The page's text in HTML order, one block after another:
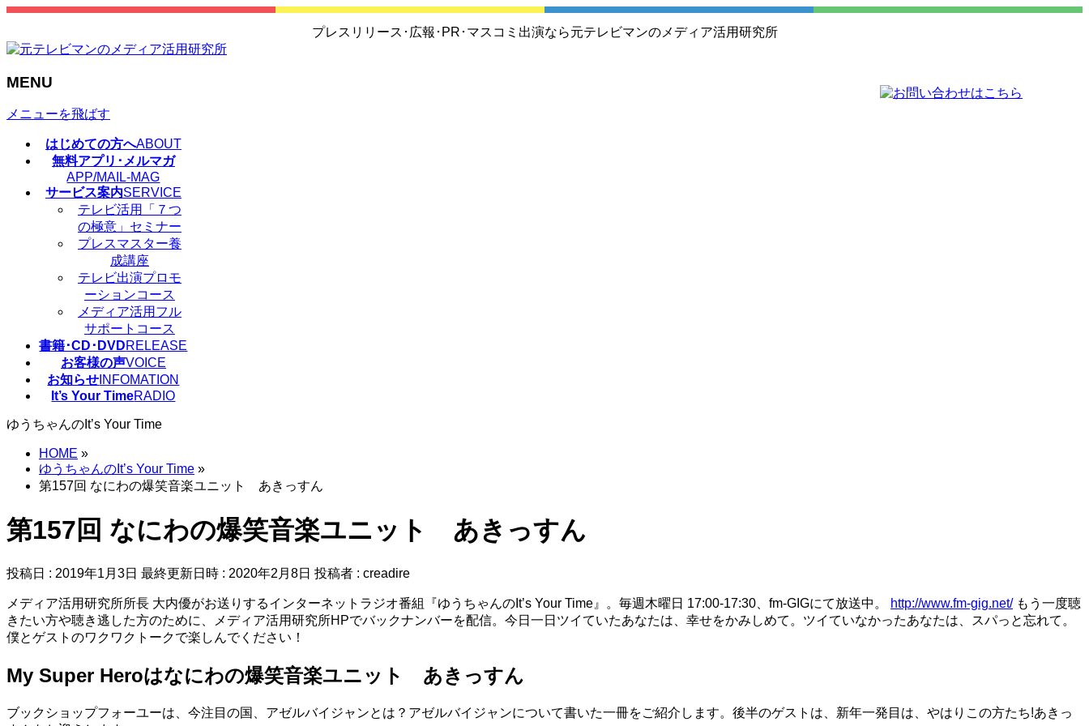
プレスリリース･広報･PR･マスコミ出演なら元テレビマンのメディア活用研究所
MENU
メニューを飛ばす
はじめての方へABOUT
無料アプリ･メルマガ
APP/MAIL-MAG
サービス案内SERVICE
テレビ活用「７つ
の極意」セミナー
プレスマスター養
成講座
テレビ出演プロモ
ーションコース
メディア活用フル
サポートコース
書籍･CD･DVDRELEASE
お客様の声VOICE
お知らせ INFOMATION
It’s Your TimeRADIO
ゆうちゃんのIt’s Your Time
HOME »
ゆうちゃんのIt’s Your Time »
第157回 なにわの爆笑音楽ユニット あきっすん
第157回 なにわの爆笑音楽ユニット あきっすん
投稿日 : 2019年1月3日 最終更新日時 : 2020年2月8日 投稿者 : creadire
メディア活用研究所所長 大内優がお送りするインターネットラジオ番組『ゆうちゃんのIt’s Your Time』。毎週木曜日 17:00-17:30、fm-GIGにて放送中。 http://www.fm-gig.net/もう一度聴
きたい方や聴き逃した方のために、メディア活用研究所HPでバックナンバーを配信。今日一日ツイていたあなたは、幸せをかみしめて。ツイていなかったあなたは、スパっと忘れて。
僕とゲストのワクワクトークで楽しんでください！
My Super Heroはなにわの爆笑音楽ユニット あきっすん
ブックショップフォーユーは、今注目の国、アゼルバイジャンとは？アゼルバイジャンについて書いた一冊をご紹介します。後半のゲストは、新年一発目は、やはりこの方たち!あきっ